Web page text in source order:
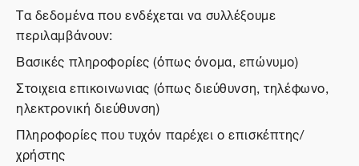
Τα δεδομένα που ενδέχεται να συλλέξουμε
περιλαμβάνουν:
Βασικές πληροφορίες (όπως όνομα, επώνυμο)
Στοιχεια επικοινωνιας (όπως διεύθυνση, τηλέφωνο,
ηλεκτρονική διεύθυνση)
Πληροφορίες που τυχόν παρέχει ο επισκέπτης/
χρήστης